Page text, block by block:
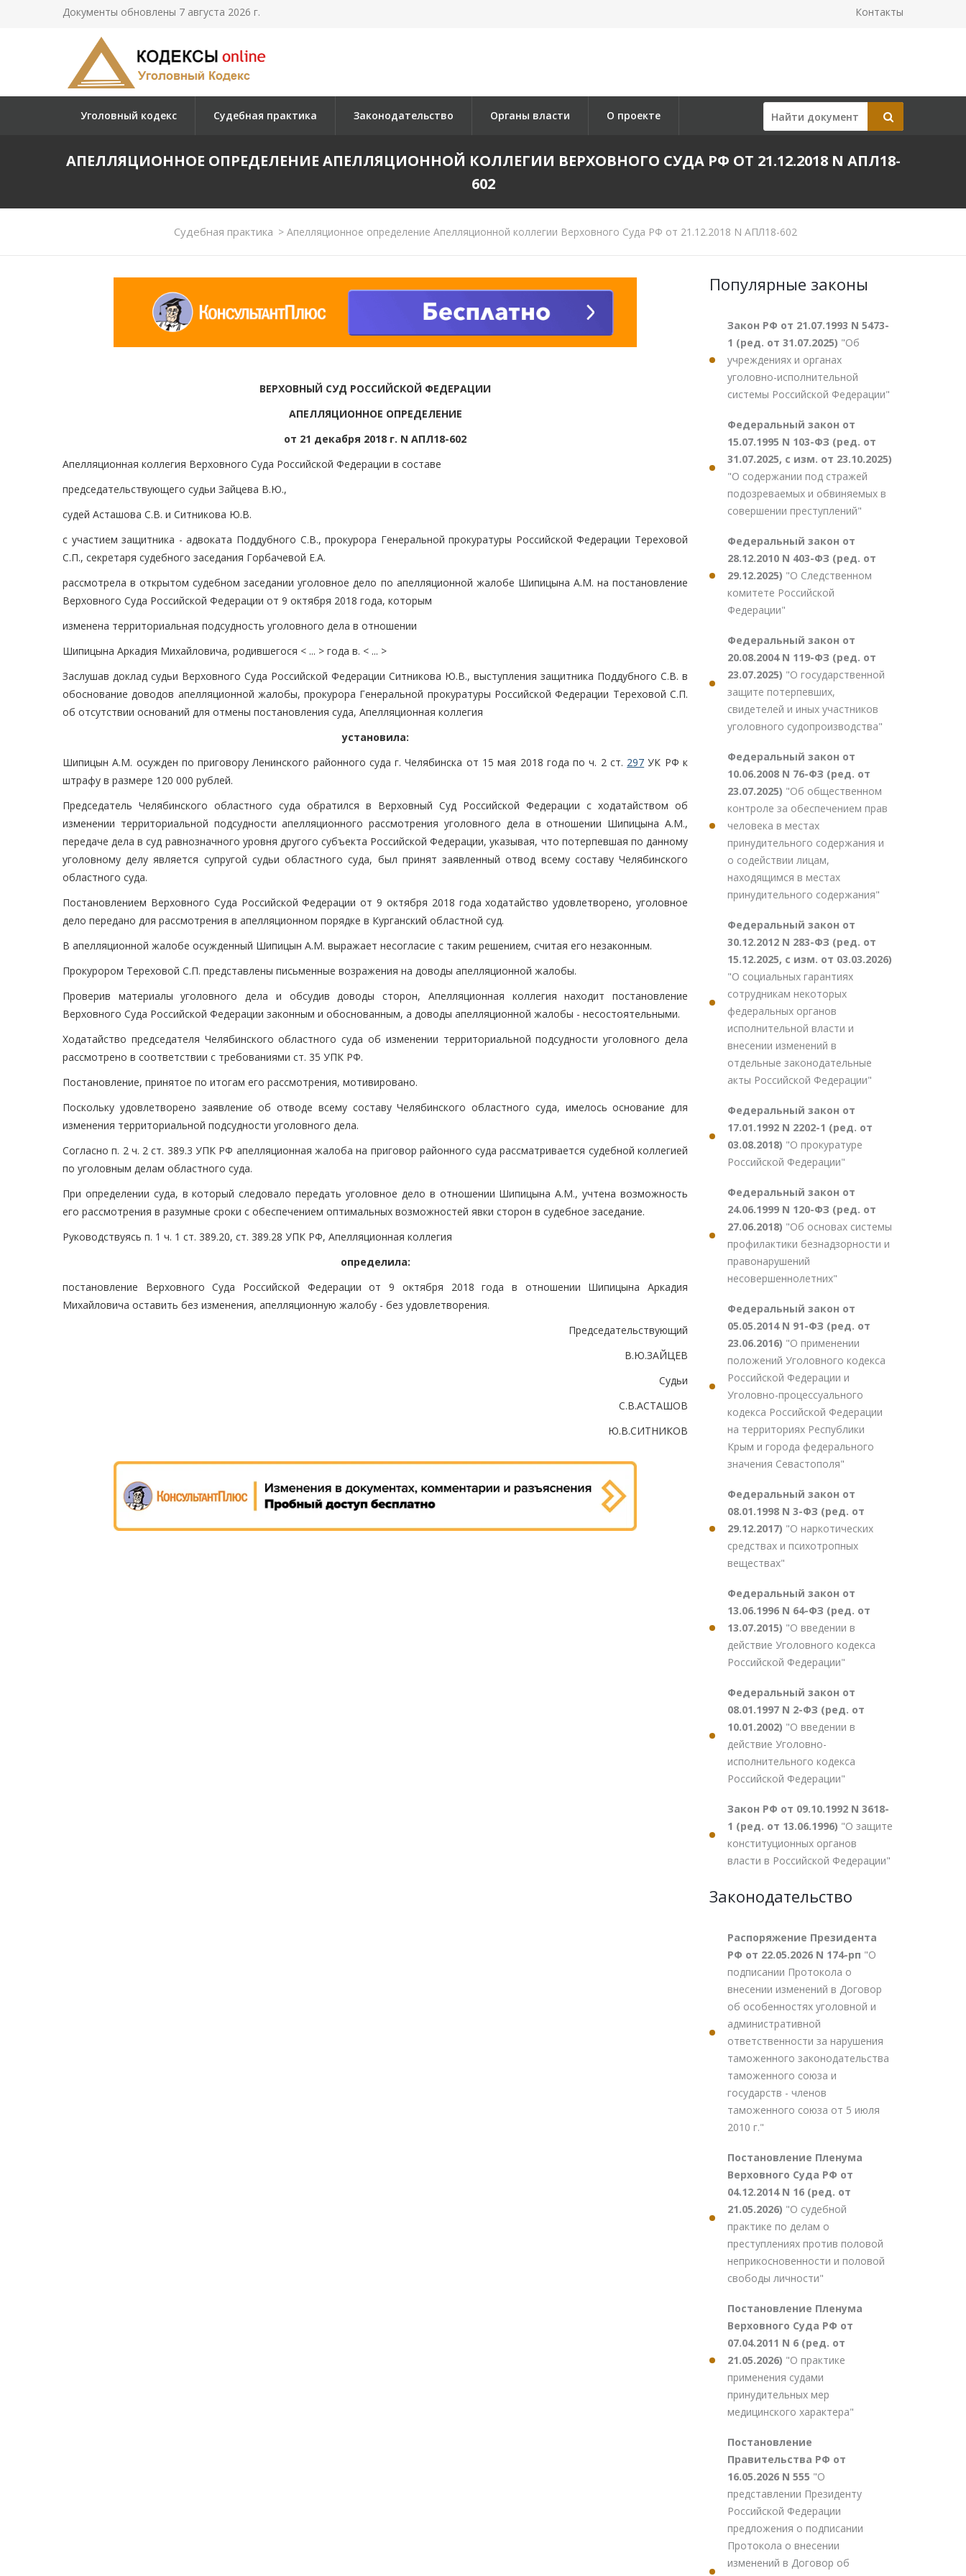
Документы обновлены 7 августа 2026 г. Контакты
Уголовный кодекс Судебная практика Законодательство Органы власти О проекте
АПЕЛЛЯЦИОННОЕ ОПРЕДЕЛЕНИЕ АПЕЛЛЯЦИОННОЙ КОЛЛЕГИИ ВЕРХОВНОГО СУДА РФ ОТ 21.12.2018 N АПЛ18-
602
Судебная практика > Апелляционное определение Апелляционной коллегии Верховного Суда РФ от 21.12.2018 N АПЛ18-602
ВЕРХОВНЫЙ СУД РОССИЙСКОЙ ФЕДЕРАЦИИ
АПЕЛЛЯЦИОННОЕ ОПРЕДЕЛЕНИЕ
от 21 декабря 2018 г. N АПЛ18-602
Апелляционная коллегия Верховного Суда Российской Федерации в составе
председательствующего судьи Зайцева В.Ю.,
судей Асташова С.В. и Ситникова Ю.В.
с участием защитника - адвоката Поддубного С.В., прокурора Генеральной прокуратуры Российской Федерации Тереховой
С.П., секретаря судебного заседания Горбачевой Е.А.
рассмотрела в открытом судебном заседании уголовное дело по апелляционной жалобе Шипицына А.М. на постановление
Верховного Суда Российской Федерации от 9 октября 2018 года, которым
изменена территориальная подсудность уголовного дела в отношении
Шипицына Аркадия Михайловича, родившегося < ... > года в. < ... >
Заслушав доклад судьи Верховного Суда Российской Федерации Ситникова Ю.В., выступления защитника Поддубного С.В. в
обоснование доводов апелляционной жалобы, прокурора Генеральной прокуратуры Российской Федерации Тереховой С.П.
об отсутствии оснований для отмены постановления суда, Апелляционная коллегия
установила:
Шипицын А.М. осужден по приговору Ленинского районного суда г. Челябинска от 15 мая 2018 года по ч. 2 ст. 297 УК РФ к
штрафу в размере 120 000 рублей.
Председатель Челябинского областного суда обратился в Верховный Суд Российской Федерации с ходатайством об
изменении территориальной подсудности апелляционного рассмотрения уголовного дела в отношении Шипицына А.М.,
передаче дела в суд равнозначного уровня другого субъекта Российской Федерации, указывая, что потерпевшая по данному
уголовному делу является супругой судьи областного суда, был принят заявленный отвод всему составу Челябинского
областного суда.
Постановлением Верховного Суда Российской Федерации от 9 октября 2018 года ходатайство удовлетворено, уголовное
дело передано для рассмотрения в апелляционном порядке в Курганский областной суд.
В апелляционной жалобе осужденный Шипицын А.М. выражает несогласие с таким решением, считая его незаконным.
Прокурором Тереховой С.П. представлены письменные возражения на доводы апелляционной жалобы.
Проверив материалы уголовного дела и обсудив доводы сторон, Апелляционная коллегия находит постановление
Верховного Суда Российской Федерации законным и обоснованным, а доводы апелляционной жалобы - несостоятельными.
Ходатайство председателя Челябинского областного суда об изменении территориальной подсудности уголовного дела
рассмотрено в соответствии с требованиями ст. 35 УПК РФ.
Постановление, принятое по итогам его рассмотрения, мотивировано.
Поскольку удовлетворено заявление об отводе всему составу Челябинского областного суда, имелось основание для
изменения территориальной подсудности уголовного дела.
Согласно п. 2 ч. 2 ст. 389.3 УПК РФ апелляционная жалоба на приговор районного суда рассматривается судебной коллегией
по уголовным делам областного суда.
При определении суда, в который следовало передать уголовное дело в отношении Шипицына А.М., учтена возможность
его рассмотрения в разумные сроки с обеспечением оптимальных возможностей явки сторон в судебное заседание.
Руководствуясь п. 1 ч. 1 ст. 389.20, ст. 389.28 УПК РФ, Апелляционная коллегия
определила:
постановление Верховного Суда Российской Федерации от 9 октября 2018 года в отношении Шипицына Аркадия
Михайловича оставить без изменения, апелляционную жалобу - без удовлетворения.
Председательствующий
В.Ю.ЗАЙЦЕВ
Судьи
С.В.АСТАШОВ
Ю.В.СИТНИКОВ
Популярные законы
Закон РФ от 21.07.1993 N 5473-
1 (ред. от 31.07.2025) "Об
учреждениях и органах
уголовно-исполнительной
системы Российской Федерации"
Федеральный закон от
15.07.1995 N 103-ФЗ (ред. от
31.07.2025, с изм. от 23.10.2025)
"О содержании под стражей
подозреваемых и обвиняемых в
совершении преступлений"
Федеральный закон от
28.12.2010 N 403-ФЗ (ред. от
29.12.2025) "О Следственном
комитете Российской
Федерации"
Федеральный закон от
20.08.2004 N 119-ФЗ (ред. от
23.07.2025) "О государственной
защите потерпевших,
свидетелей и иных участников
уголовного судопроизводства"
Федеральный закон от
10.06.2008 N 76-ФЗ (ред. от
23.07.2025) "Об общественном
контроле за обеспечением прав
человека в местах
принудительного содержания и
о содействии лицам,
находящимся в местах
принудительного содержания"
Федеральный закон от
30.12.2012 N 283-ФЗ (ред. от
15.12.2025, с изм. от 03.03.2026)
"О социальных гарантиях
сотрудникам некоторых
федеральных органов
исполнительной власти и
внесении изменений в
отдельные законодательные
акты Российской Федерации"
Федеральный закон от
17.01.1992 N 2202-1 (ред. от
03.08.2018) "О прокуратуре
Российской Федерации"
Федеральный закон от
24.06.1999 N 120-ФЗ (ред. от
27.06.2018) "Об основах системы
профилактики безнадзорности и
правонарушений
несовершеннолетних"
Федеральный закон от
05.05.2014 N 91-ФЗ (ред. от
23.06.2016) "О применении
положений Уголовного кодекса
Российской Федерации и
Уголовно-процессуального
кодекса Российской Федерации
на территориях Республики
Крым и города федерального
значения Севастополя"
Федеральный закон от
08.01.1998 N 3-ФЗ (ред. от
29.12.2017) "О наркотических
средствах и психотропных
веществах"
Федеральный закон от
13.06.1996 N 64-ФЗ (ред. от
13.07.2015) "О введении в
действие Уголовного кодекса
Российской Федерации"
Федеральный закон от
08.01.1997 N 2-ФЗ (ред. от
10.01.2002) "О введении в
действие Уголовно-
исполнительного кодекса
Российской Федерации"
Закон РФ от 09.10.1992 N 3618-
1 (ред. от 13.06.1996) "О защите
конституционных органов
власти в Российской Федерации"
Законодательство
Распоряжение Президента
РФ от 22.05.2026 N 174-рп "О
подписании Протокола о
внесении изменений в Договор
об особенностях уголовной и
административной
ответственности за нарушения
таможенного законодательства
таможенного союза и
государств - членов
таможенного союза от 5 июля
2010 г."
Постановление Пленума
Верховного Суда РФ от
04.12.2014 N 16 (ред. от
21.05.2026) "О судебной
практике по делам о
преступлениях против половой
неприкосновенности и половой
свободы личности"
Постановление Пленума
Верховного Суда РФ от
07.04.2011 N 6 (ред. от
21.05.2026) "О практике
применения судами
принудительных мер
медицинского характера"
Постановление
Правительства РФ от
16.05.2026 N 555 "О
представлении Президенту
Российской Федерации
предложения о подписании
Протокола о внесении
изменений в Договор об